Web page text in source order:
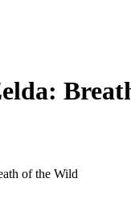
of the Wild